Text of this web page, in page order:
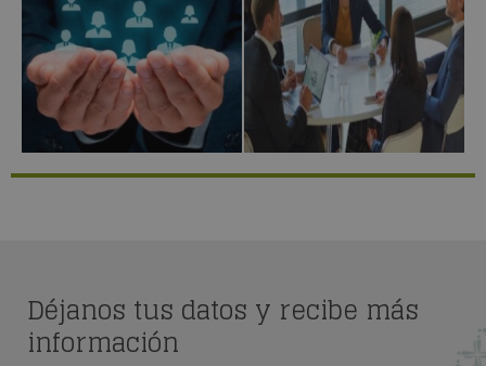
Déjanos tus datos y recibe más
información